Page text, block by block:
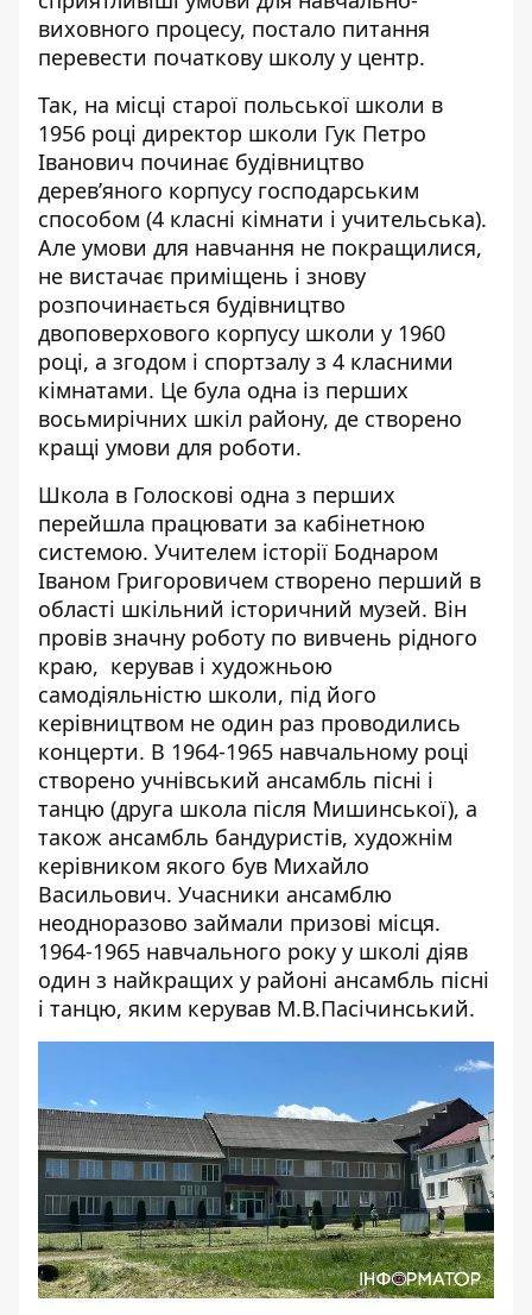
виховного процесу, постало питання
перевести початкову школу у центр.
Так, на місці старої польської школи в
1956 році директор школи Гук Петро
Іванович починає будівництво
деревʼяного корпусу господарським
способом (4 класні кімнати і учительська).
Але умови для навчання не покращилися,
не вистачає приміщень і знову
розпочинається будівництво
двоповерхового корпусу школи у 1960
році, а згодом і спортзалу з 4 класними
кімнатами. Це була одна із перших
восьмирічних шкіл району, де створено
кращі умови для роботи.
Школа в Голоскові одна з перших
перейшла працювати за кабінетною
системою. Учителем історії Боднаром
Іваном Григоровичем створено перший в
області шкільний історичний музей. Він
провів значну роботу по вивчень рідного
краю, керував і художньою
самодіяльністю школи, під його
керівництвом не один раз проводились
концерти. В 1964-1965 навчальному році
створено учнівський ансамбль пісні і
танцю (друга школа після Мишинської), а
також ансамбль бандуристів, художнім
керівником якого був Михайло
Васильович. Учасники ансамблю
неодноразово займали призові місця.
1964-1965 навчального року у школі діяв
один з найкращих у районі ансамбль пісні
і танцю, яким керував М.В.Пасічинський.